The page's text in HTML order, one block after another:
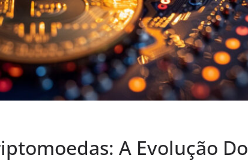
A Evolução Do